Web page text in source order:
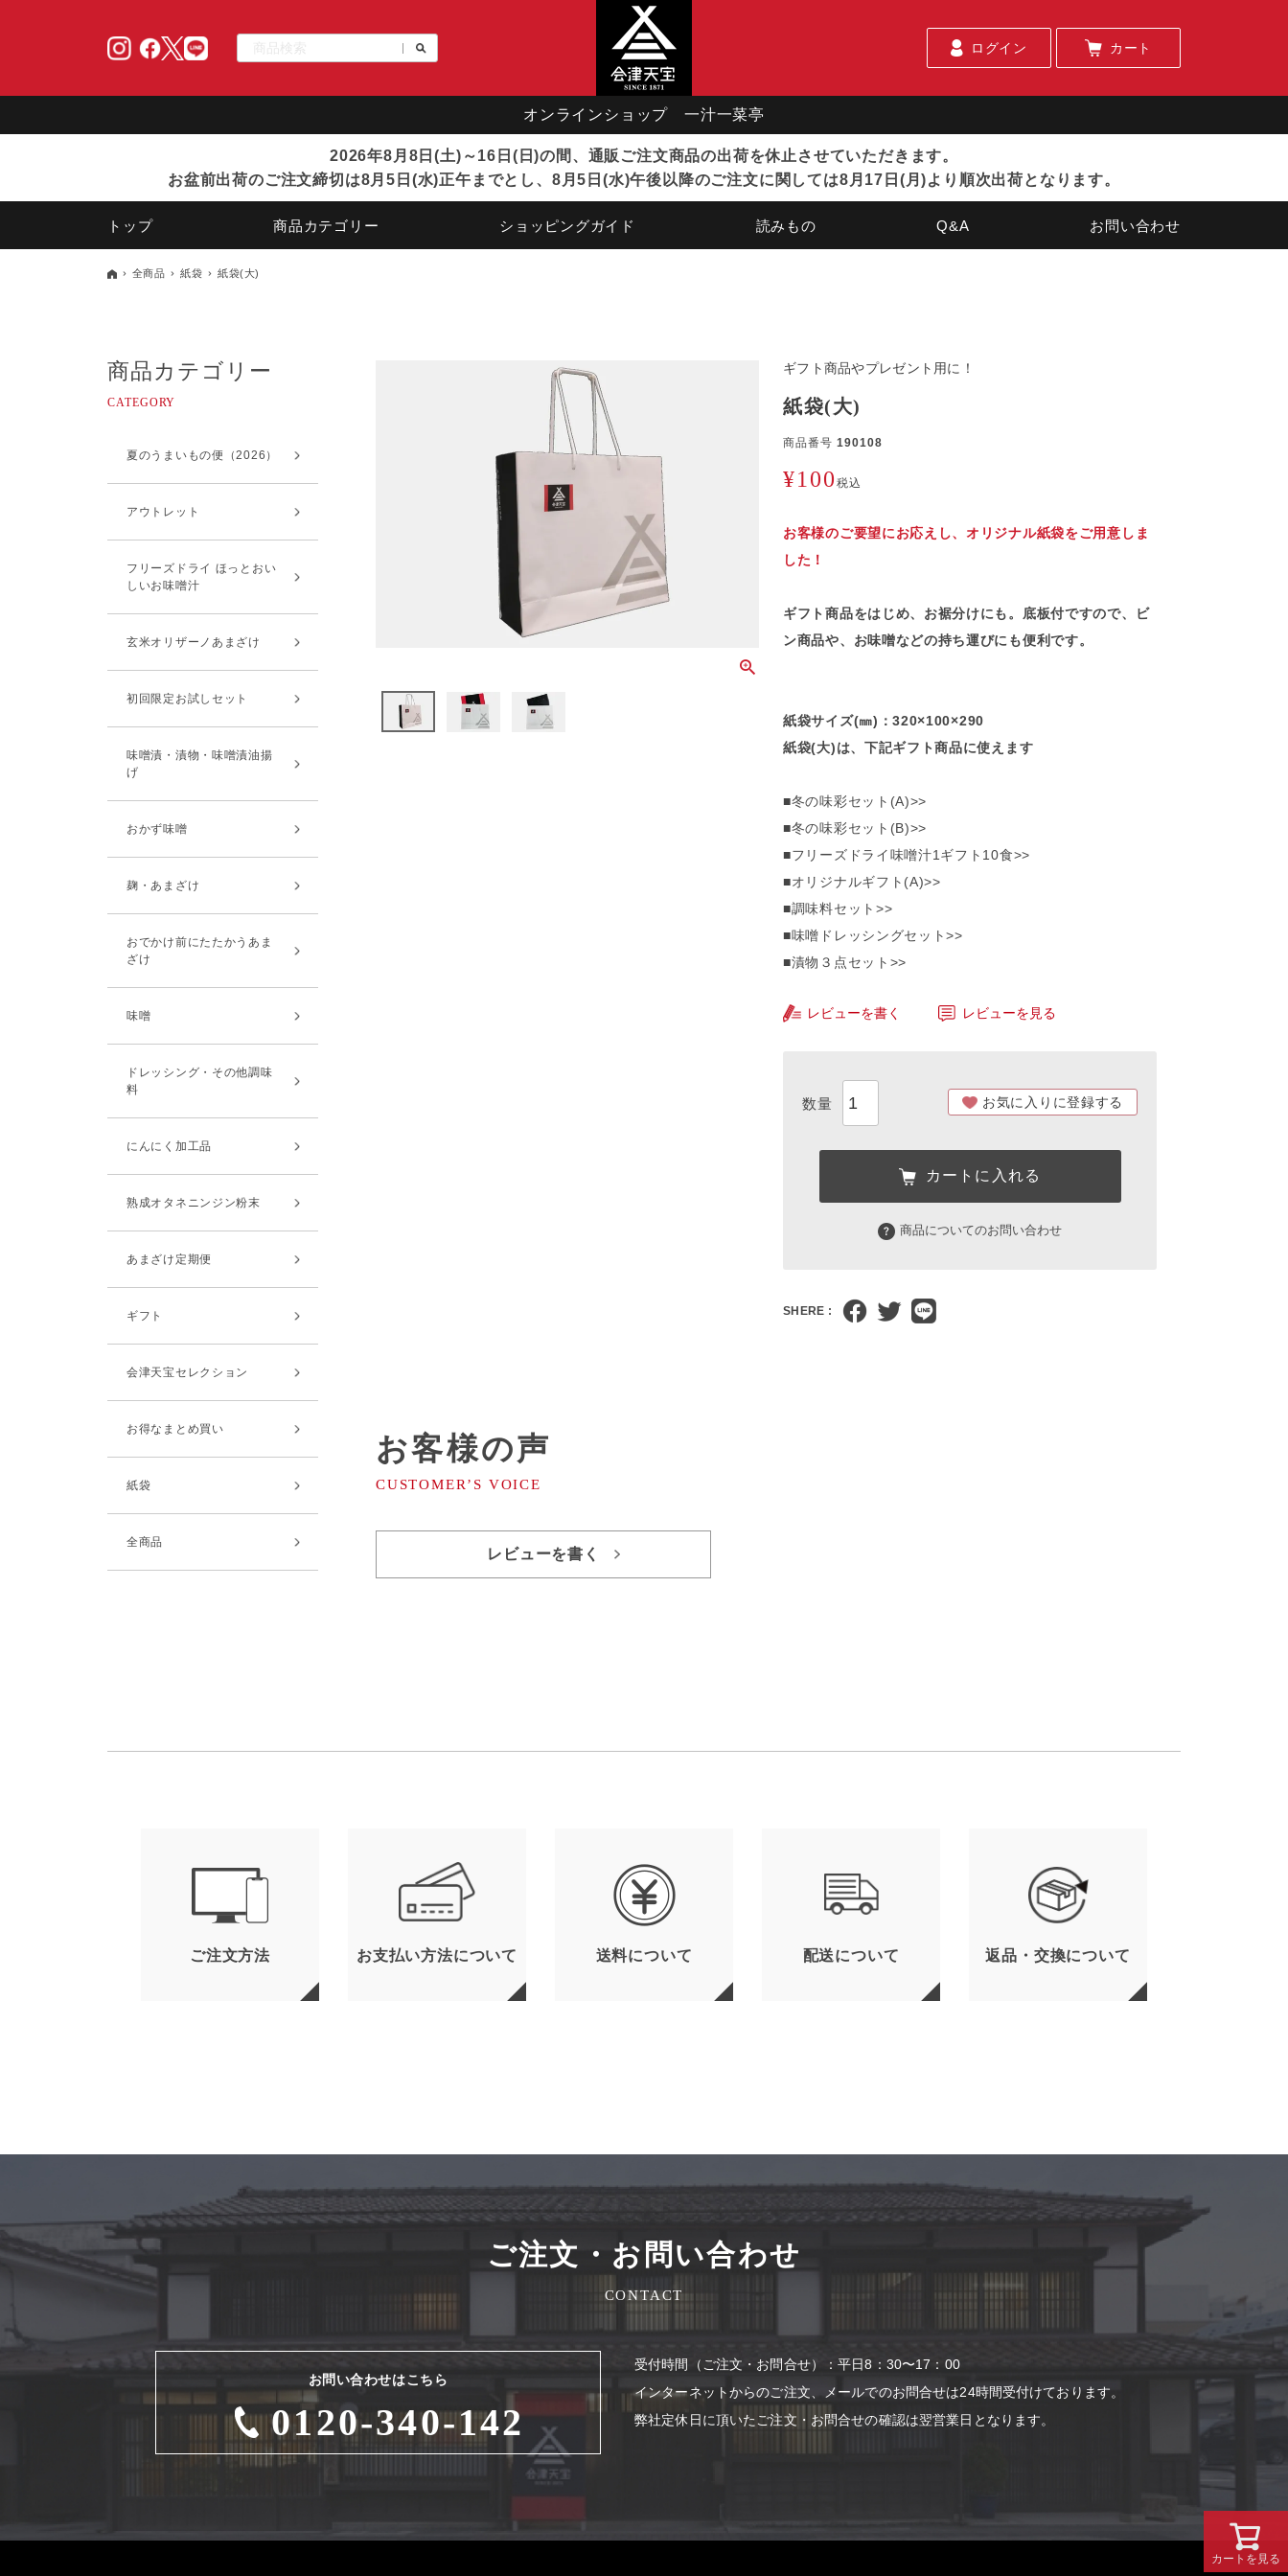
ログイン カート
オンラインショップ 一汁一菜亭
2026年8月8日(土)～16日(日)の間、通販ご注文商品の出荷を休止させていただきます。
お盆前出荷のご注文締切は8月5日(水)正午までとし、8月5日(水)午後以降のご注文に関しては8月17日(月)より順次出荷となります。
トップ 商品カテゴリー ショッピングガイド 読みもの Q&A お問い合わせ
全商品 紙袋 紙袋(大)
商品カテゴリー
夏のうまいもの便（2026）
アウトレット
フリーズドライ ほっとおい
しいお味噌汁
玄米オリザーノあまざけ
初回限定お試しセット
味噌漬・漬物・味噌漬油揚
げ
おかず味噌
麹・あまざけ
おでかけ前にたたかうあま
ざけ
味噌
ドレッシング・その他調味
料
にんにく加工品
熟成オタネニンジン粉末
あまざけ定期便
ギフト
会津天宝セレクション
お得なまとめ買い
紙袋
全商品
ギフト商品やプレゼント用に！
紙袋(大)
商品番号 190108
¥100 税込
お客様のご要望にお応えし、オリジナル紙袋をご用意しま
した！
ギフト商品をはじめ、お裾分けにも。底板付ですので、ビ
ン商品や、お味噌などの持ち運びにも便利です。
紙袋サイズ(㎜)：320×100×290
紙袋(大)は、下記ギフト商品に使えます
■冬の味彩セット(A)>>
■冬の味彩セット(B)>>
■フリーズドライ味噌汁1ギフト10食>>
■オリジナルギフト(A)>>
■調味料セット>>
■味噌ドレッシングセット>>
■漬物３点セット>>
レビューを書く レビューを見る
お気に入りに登録する
カートに入れる
商品についてのお問い合わせ
SHERE :
お客様の声
レビューを書く
ご注文方法 お支払い方法について 送料について 配送について 返品・交換について
ご注文・お問い合わせ
CONTACT
お問い合わせはこちら
0120-340-142
受付時間（ご注⽂・お問合せ）：平⽇8：30〜17：00
インターネットからのご注⽂、メールでのお問合せは24時間受付けております。
弊社定休⽇に頂いたご注⽂・お問合せの確認は翌営業⽇となります。
カートを見る